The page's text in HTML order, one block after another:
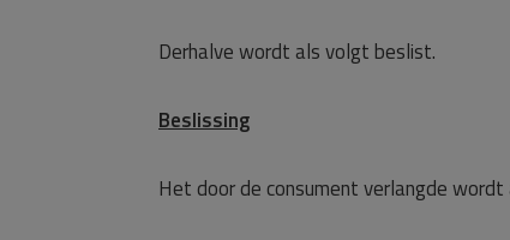
Derhalve wordt als volgt beslist.
Beslissing
Het door de consument verlangde